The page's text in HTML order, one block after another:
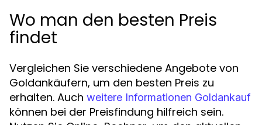
Wo man den besten Preis
findet
Vergleichen Sie verschiedene Angebote von
Goldankäufern, um den besten Preis zu
erhalten. Auch weitere Informationen Goldankauf
können bei der Preisfindung hilfreich sein.